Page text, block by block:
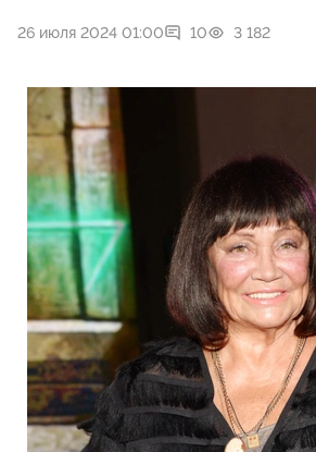
26 июля 2024 01:00 10 3 182